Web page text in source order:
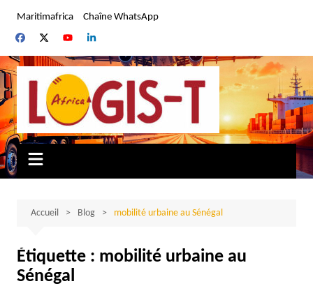
contenu
Maritimafrica Chaîne WhatsApp
Accueil Blog mobilité urbaine au Sénégal
Étiquette : mobilité urbaine au
Sénégal